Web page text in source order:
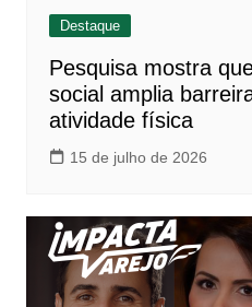
Destaque
Pesquisa mostra
social amplia
atividade física
15 de julho de 2026